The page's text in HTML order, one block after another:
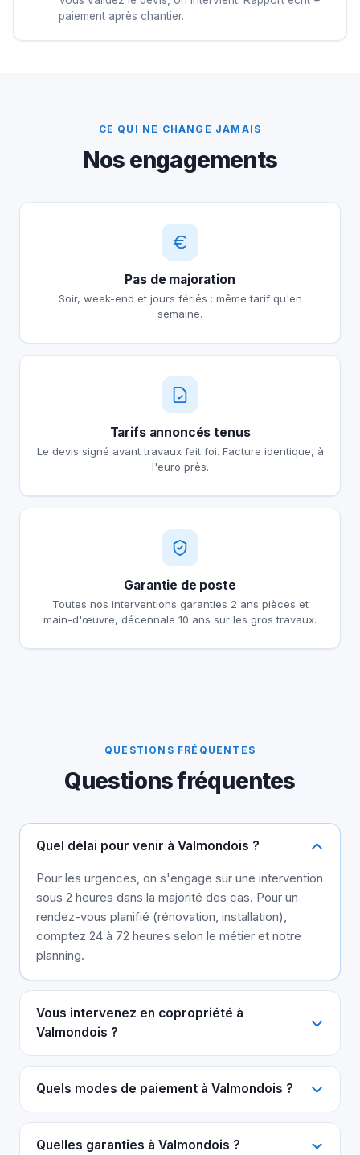
paiement après chantier.
CE QUI NE CHANGE JAMAIS
Nos engagements
Pas de majoration
Soir, week-end et jours fériés : même tarif qu'en
semaine.
Tarifs annoncés tenus
Le devis signé avant travaux fait foi. Facture identique, à
l'euro près.
Garantie de poste
Toutes nos interventions garanties 2 ans pièces et
main-d'œuvre, décennale 10 ans sur les gros travaux.
QUESTIONS FRÉQUENTES
Questions fréquentes
Quel délai pour venir à Valmondois ?
Pour les urgences, on s'engage sur une intervention
sous 2 heures dans la majorité des cas. Pour un
rendez-vous planifié (rénovation, installation),
comptez 24 à 72 heures selon le métier et notre
planning.
Vous intervenez en copropriété à
Valmondois ?
Quels modes de paiement à Valmondois ?
Quelles garanties à Valmondois ?